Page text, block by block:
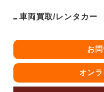
車両買取/レンタカー
お
オン